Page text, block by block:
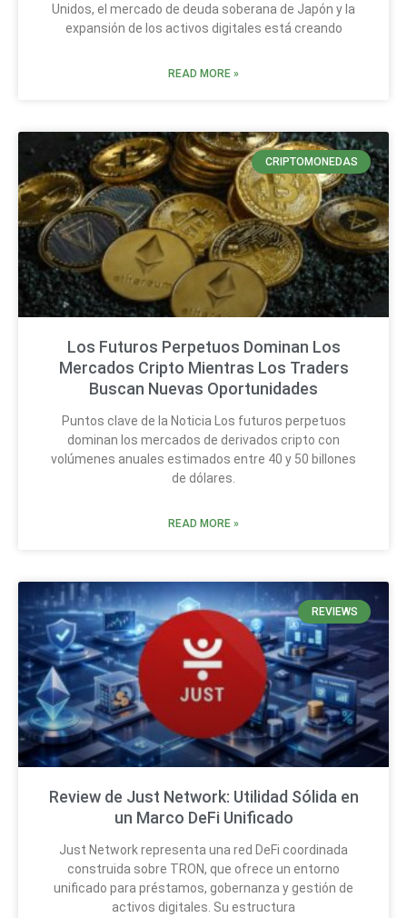
Unidos, el mercado de deuda soberana de Japón y la
expansión de los activos digitales está creando
READ MORE »
CRIPTOMONEDAS
Los Futuros Perpetuos Dominan Los
Mercados Cripto Mientras Los Traders
Buscan Nuevas Oportunidades
Puntos clave de la Noticia Los futuros perpetuos
dominan los mercados de derivados cripto con
volúmenes anuales estimados entre 40 y 50 billones
de dólares.
READ MORE »
REVIEWS
Review de Just Network: Utilidad Sólida en
un Marco DeFi Unificado
Just Network representa una red DeFi coordinada
construida sobre TRON, que ofrece un entorno
unificado para préstamos, gobernanza y gestión de
activos digitales. Su estructura